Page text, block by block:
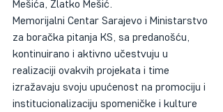
Mešića, Zlatko Mešić.
Memorijalni Centar Sarajevo i Ministarstvo
za boračka pitanja KS, sa predanošću,
kontinuirano i aktivno učestvuju u
realizaciji ovakvih projekata i time
izražavaju svoju upućenost na promociju i
institucionalizaciju spomeničke i kulture